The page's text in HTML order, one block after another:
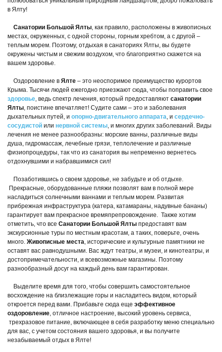
в Ялту!
Санатории Большой Ялты, как правило, расположены в живописных
местах, окруженных, с одной стороны, горным хребтом, а с другой –
теплым морем. Поэтому, отдыхая в санаториях Ялты, вы будете
окружены чистым и свежим воздухом, что благоприятно скажется на
вашем здоровье.
Оздоровление в Ялте – это неоспоримое преимущество курортов
Крыма. Тысячи людей ежегодно приезжают сюда, чтобы поправить свое
здоровье, ведь спектр лечения, который предоставляют санатории
Ялты, поистине впечатляет! Судите сами – это и заболевания
дыхательных путей, и опорно-двигательного аппарата, и сердечно-
сосудистой или нервной системы, и многих других заболеваний. Виды
лечения не менее разнообразны: морские ванны, различные виды
душа, гидромассаж, лечебные грязи, теплолечение и различные
физиопроцедуры, так что из санатория вы непременно вернетесь
отдохнувшими и набравшимися сил!
Позаботившись о своем здоровье, не забудьте и об отдыхе.
Прекрасные, оборудованные пляжи позволят вам в полной мере
насладиться солнечными ваннами и теплым морем. Развитая
прибрежная инфраструктура (катера, катамараны, надувные бананы)
гарантирует вам прекрасное времяпрепровождение. Также хотим
отметить, что все Санатории Большой Ялты предоставят вам
экскурсионные туры по местным красотам, а таких, поверьте, очень
много. Живописные места, исторические и культурные памятники не
оставят вас равнодушными. Вас ждут театры, и музеи, и кинотеатры, и
достопримечательности, и всевозможные магазины. Поэтому
разнообразный досуг на каждый день вам гарантирован.
Выделите время для того, чтобы совершить самостоятельное
восхождение на близлежащие горы и насладитесь видом, который
откроется перед вами. Прибавьте сюда еще эффективное
оздоровление, отличное настроение, высокий уровень сервиса,
трехразовое питание, включающее в себя разработку меню специально
для вас, с учетом состояния вашего здоровья, и вы получите
незабываемый отдых в Ялте!